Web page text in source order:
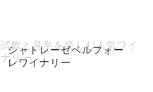
シャトレーゼベルフォー
レワイナリー
試飲と見学を楽しむ人気ワイ
ナリー